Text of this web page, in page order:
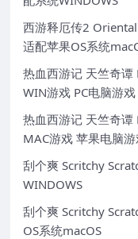
西游释厄传2
适配苹果OS系统
热血西游记 天竺奇
WIN游戏 PC电脑游
热血西游记 天竺奇
MAC游戏 苹果电脑
刮个爽 Scritchy
WINDOWS
刮个爽 Scritchy
OS系统macOS